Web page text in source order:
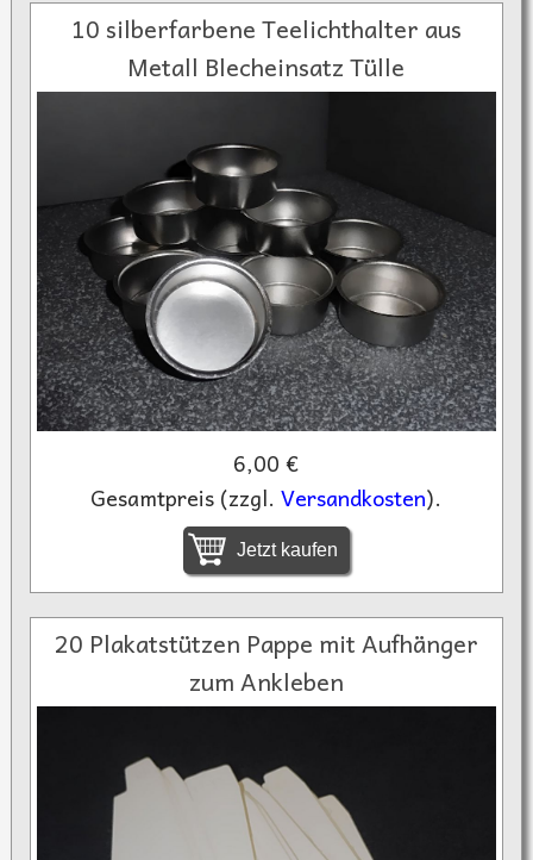
10 silberfarbene Teelichthalter aus
Metall Blecheinsatz Tülle
6,00 €
Gesamtpreis (zzgl.Versandkosten).
Jetzt kaufen
20 Plakatstützen Pappe mit Aufhänger
zum Ankleben